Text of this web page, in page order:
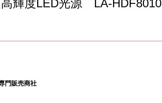
輝度LED光源 LA-HDF8010
門販売商社